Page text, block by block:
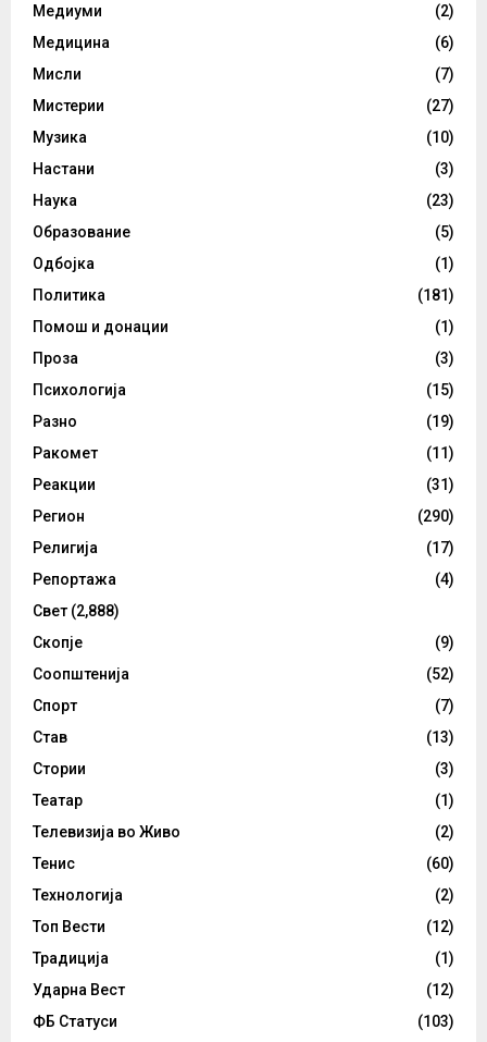
Медиуми
(2)
Медицина
(6)
Мисли
(7)
Мистерии
(27)
Музика
(10)
Настани
(3)
Наука
(23)
Образование
(5)
Одбојка
(1)
Политика
(181)
Помош и донации
(1)
Проза
(3)
Психологија
(15)
Разно
(19)
Ракомет
(11)
Реакции
(31)
Регион
(290)
Религија
(17)
Репортажа
(4)
Свет (2,888)
Скопје
(9)
Соопштенија
(52)
Спорт
(7)
Став
(13)
Стории
(3)
Театар
(1)
Телевизија во Живо
(2)
Тенис
(60)
Технологија
(2)
Топ Вести
(12)
Традиција
(1)
Ударна Вест
(12)
ФБ Статуси
(103)